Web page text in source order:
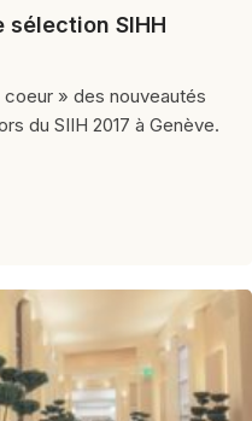
SIHH
» des nouveautés
du SIIH 2017 à Genève.